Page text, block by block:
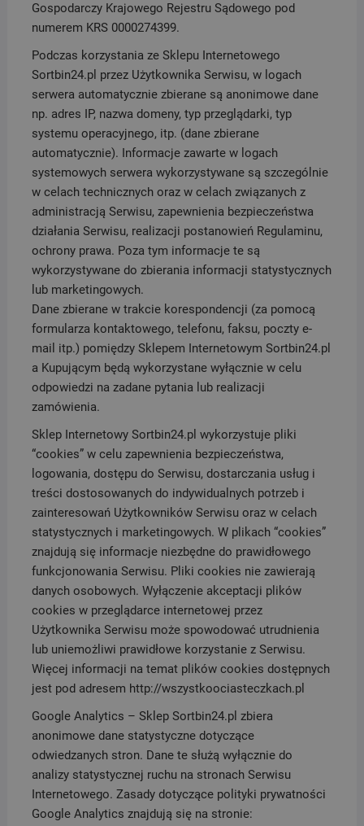
Gospodarczy Krajowego Rejestru Sądowego pod
numerem KRS 0000274399.
Podczas korzystania ze Sklepu Internetowego
Sortbin24.pl przez Użytkownika Serwisu, w logach
serwera automatycznie zbierane są anonimowe dane
np. adres IP, nazwa domeny, typ przeglądarki, typ
systemu operacyjnego, itp. (dane zbierane
automatycznie). Informacje zawarte w logach
systemowych serwera wykorzystywane są szczególnie
w celach technicznych oraz w celach związanych z
administracją Serwisu, zapewnienia bezpieczeństwa
działania Serwisu, realizacji postanowień Regulaminu,
ochrony prawa. Poza tym informacje te są
wykorzystywane do zbierania informacji statystycznych
lub marketingowych.
Dane zbierane w trakcie korespondencji (za pomocą
formularza kontaktowego, telefonu, faksu, poczty e-
mail itp.) pomiędzy Sklepem Internetowym Sortbin24.pl
a Kupującym będą wykorzystane wyłącznie w celu
odpowiedzi na zadane pytania lub realizacji
zamówienia.
Sklep Internetowy Sortbin24.pl wykorzystuje pliki
“cookies” w celu zapewnienia bezpieczeństwa,
logowania, dostępu do Serwisu, dostarczania usług i
treści dostosowanych do indywidualnych potrzeb i
zainteresowań Użytkowników Serwisu oraz w celach
statystycznych i marketingowych. W plikach “cookies”
znajdują się informacje niezbędne do prawidłowego
funkcjonowania Serwisu. Pliki cookies nie zawierają
danych osobowych. Wyłączenie akceptacji plików
cookies w przeglądarce internetowej przez
Użytkownika Serwisu może spowodować utrudnienia
lub uniemożliwi prawidłowe korzystanie z Serwisu.
Więcej informacji na temat plików cookies dostępnych
jest pod adresem http://wszystkoociasteczkach.pl
Google Analytics – Sklep Sortbin24.pl zbiera
anonimowe dane statystyczne dotyczące
odwiedzanych stron. Dane te służą wyłącznie do
analizy statystycznej ruchu na stronach Serwisu
Internetowego. Zasady dotyczące polityki prywatności
Google Analytics znajdują się na stronie: